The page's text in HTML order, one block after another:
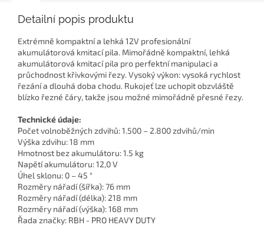
Detailní popis produktu
Extrémně kompaktní a lehká 12V profesionální
akumulátorová kmitací pila. Mimořádně kompaktní, lehká
akumulátorová kmitací pila pro perfektní manipulaci a
průchodnost křivkovými řezy. Vysoký výkon: vysoká rychlost
řezání a dlouhá doba chodu. Rukojeť lze uchopit obzvláště
blízko řezné čáry, takže jsou možné mimořádně přesné řezy.
Technické údaje:
Počet volnoběžných zdvihů: 1.500 – 2.800 zdvihů/min
Výška zdvihu: 18 mm
Hmotnost bez akumulátoru: 1.5 kg
Napětí akumulátoru: 12,0 V
Úhel sklonu: 0 – 45 °
Rozměry nářadí (šířka): 76 mm
Rozměry nářadí (délka): 218 mm
Rozměry nářadí (výška): 168 mm
Řada značky: RBH - PRO HEAVY DUTY